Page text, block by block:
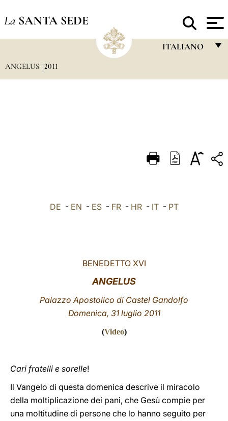
La SANTA SEDE
ITALIANO
DEUTSCH
العربيّة
ANGELUS 2011
DE - EN - ES- FR- HR- IT- PT
BENEDETTO XVI
ANGELUS
Palazzo Apostolico di Castel Gandolfo
Domenica, 31 luglio 2011
(Video)
Cari fratelli e sorelle!
Il Vangelo di questa domenica descrive il miracolo
della moltiplicazione dei pani, che Gesù compie per
una moltitudine di persone che lo hanno seguito per